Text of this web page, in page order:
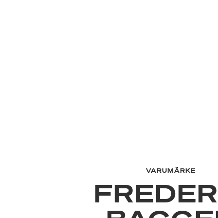
VARUMÄRKE